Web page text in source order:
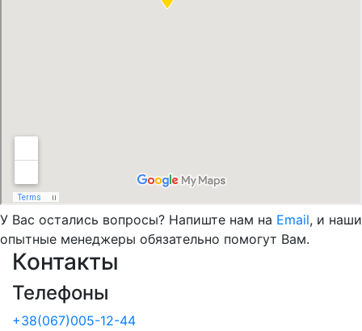
У Вас остались вопросы? Напиште нам на Email, и наши
опытные менеджеры обязательно помогут Вам.
Контакты
Телефоны
+38(067)005-12-44